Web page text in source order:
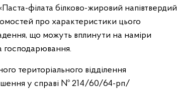
філата білково-жировий напівтвердий
про характеристики цього
що можуть вплинути на наміри
господарювання.
територіального відділення
у справі № 214/60/64-рп/